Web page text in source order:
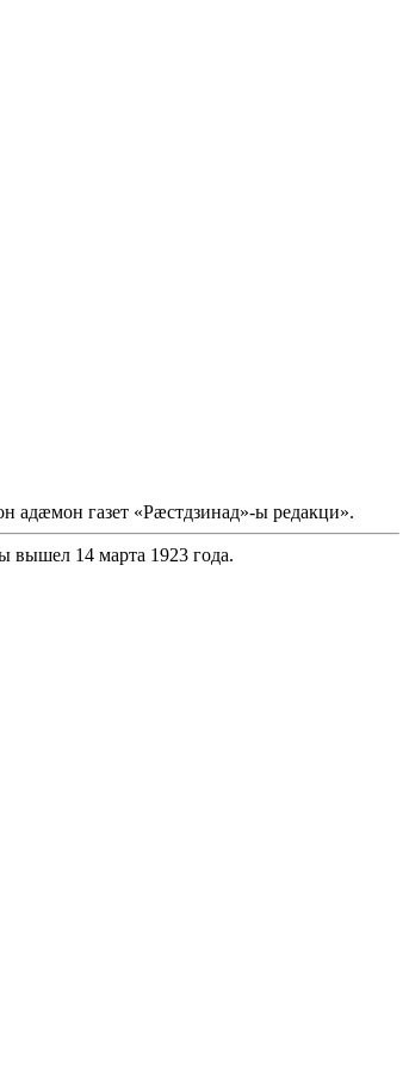
газет «Рæстдзинад»-ы редакци».
вышел 14 марта 1923 года.